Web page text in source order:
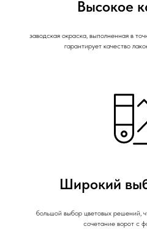
Высокое
заводская окраска, выполненная в
гарантирует качество
Широкий
большой выбор цветовых решений,
сочетание ворот с